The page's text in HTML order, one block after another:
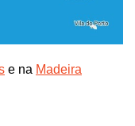
e na Madeira